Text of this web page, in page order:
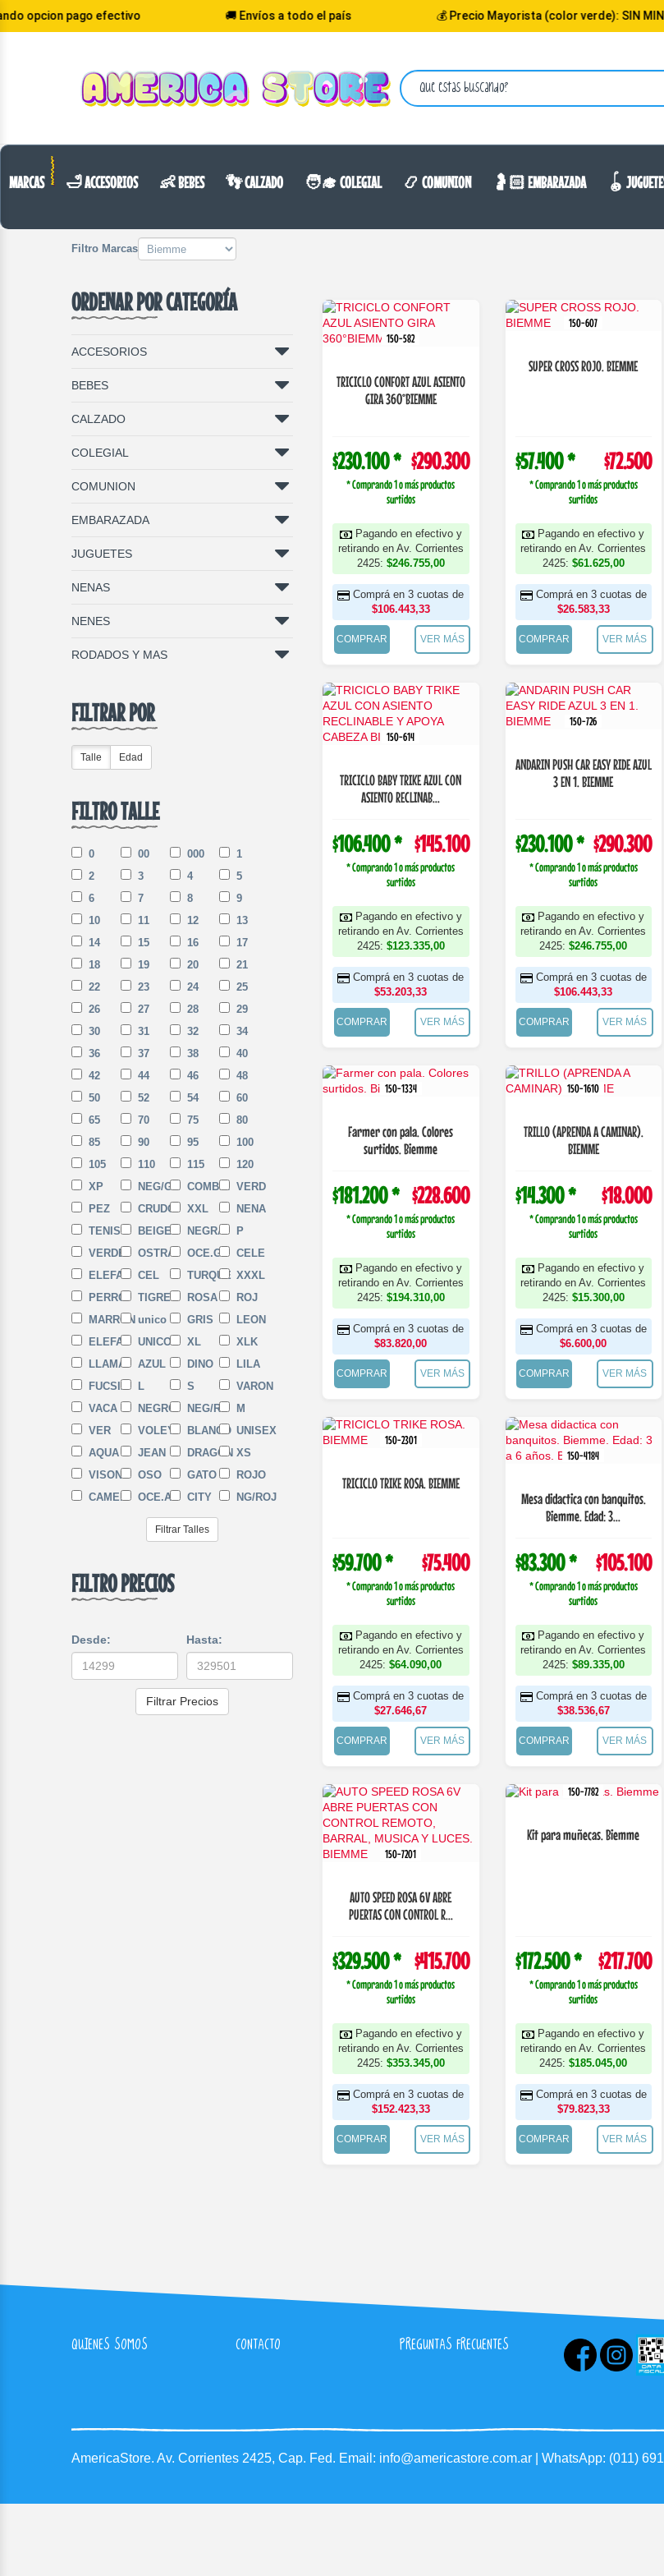
pago efectivo 🚚 Envíos a todo el país 💰 Precio Mayorista (color verde): SIN MINIMO DE
MARCAS 🛁 ACCESORIOS 👶 BEBES 👣 CALZADO 🧑‍🎓 COLEGIAL 📿 COMUNION 🤰🏻 EMBARAZADA 🪀
VOLVER
CATEGORIA
Filtro Marcas
ORDENAR POR CATEGORÍA
ACCESORIOS
BEBES
CALZADO
COLEGIAL
COMUNION
EMBARAZADA
JUGUETES
NENAS
NENES
RODADOS Y MAS
FILTRAR POR
Talle Edad
FILTRO TALLE
0 00 000
1
2
3 4
5
6
7 8
9
10
11 12
13
14
15 16
17
18
19 20
21
22
23 24
25
26
27 28
29
30
31 32
34
36
37 38
40
42
44 46
48
50
52 54
60
65
70 75
80
85
90 95
100
105
110 115
120
XP
NEG/GR COMBIN VERD
PEZ
CRUDO XXL
NENA
TENIS
BEIGE NEGRA
P
VERDE
OSTRA OCE.GS CELE
ELEFAN CEL TURQUE XXXL
PERRO
TIGRE ROSA
ROJ
MARRON unico GRIS
LEON
ELEFA
UNICOR XL
XLK
LLAMA
AZUL DINO
LILA
FUCSIA
L S
VARON
VACA
NEGRO NEG/RO
M
VER
VOLEY BLANCO UNISEX
AQUA
JEAN DRAGON XS
VISON
OSO GATO
ROJO
CAMEL
OCE.AZ CITY NG/ROJ
Filtrar Talles
FILTRO PRECIOS
Desde: Hasta:
Filtrar Precios
150-582
TRICICLO CONFORT AZUL ASIENTO
GIRA 360°BIEMME
$230.100 * $290.300
* Comprando 1 o más productos
surtidos
Pagando en efectivo y
retirando en Av. Corrientes
2425: $246.755,00
Comprá en 3 cuotas de
$106.443,33
COMPRAR VER MÁS
150-607
SUPER CROSS ROJO. BIEMME
$57.400 * $72.500
* Comprando 1 o más productos
surtidos
Pagando en efectivo y
retirando en Av. Corrientes
2425: $61.625,00
Comprá en 3 cuotas de
$26.583,33
COMPRAR VER MÁS
150-614
TRICICLO BABY TRIKE AZUL CON
ASIENTO RECLINAB...
$106.400 * $145.100
* Comprando 1 o más productos
surtidos
Pagando en efectivo y
retirando en Av. Corrientes
2425: $123.335,00
Comprá en 3 cuotas de
$53.203,33
COMPRAR VER MÁS
150-726
ANDARIN PUSH CAR EASY RIDE AZUL
3 EN 1. BIEMME
$230.100 * $290.300
* Comprando 1 o más productos
surtidos
Pagando en efectivo y
retirando en Av. Corrientes
2425:$246.755,00
Comprá en 3 cuotas de
$106.443,33
COMPRAR VER MÁS
150-1334
Farmer con pala. Colores
surtidos. Biemme
$181.200 * $228.600
* Comprando 1 o más productos
surtidos
Pagando en efectivo y
retirando en Av. Corrientes
2425: $194.310,00
Comprá en 3 cuotas de
$83.820,00
COMPRAR VER MÁS
150-1610
TRILLO (APRENDA A CAMINAR).
BIEMME
$14.300 * $18.000
* Comprando 1 o más productos
surtidos
Pagando en efectivo y
retirando en Av. Corrientes
2425: $15.300,00
Comprá en 3 cuotas de
$6.600,00
COMPRAR VER MÁS
150-2301
TRICICLO TRIKE ROSA. BIEMME
$59.700 * $75.400
* Comprando 1 o más productos
surtidos
Pagando en efectivo y
retirando en Av. Corrientes
2425:$64.090,00
Comprá en 3 cuotas de
$27.646,67
COMPRAR VER MÁS
150-4184
Mesa didactica con banquitos.
Biemme. Edad: 3...
$83.300 * $105.100
* Comprando 1 o más productos
surtidos
Pagando en efectivo y
retirando en Av. Corrientes
2425: $89.335,00
Comprá en 3 cuotas de
$38.536,67
COMPRAR VER MÁS
150-7201
AUTO SPEED ROSA 6V ABRE
PUERTAS CON CONTROL R...
$329.500 * $415.700
* Comprando 1 o más productos
surtidos
Pagando en efectivo y
retirando en Av. Corrientes
2425: $353.345,00
Comprá en 3 cuotas de
$152.423,33
COMPRAR VER MÁS
150-7782
Kit para muñecas. Biemme
$172.500 * $217.700
* Comprando 1 o más productos
surtidos
Pagando en efectivo y
retirando en Av. Corrientes
2425:$185.045,00
Comprá en 3 cuotas de
$79.823,33
COMPRAR VER MÁS
QUIENES SOMOS CONTACTO PREGUNTAS FRECUENTES
AmericaStore. Av. Corrientes 2425, Cap. Fed. Email: info@americastore.com.ar | WhatsApp: (011)